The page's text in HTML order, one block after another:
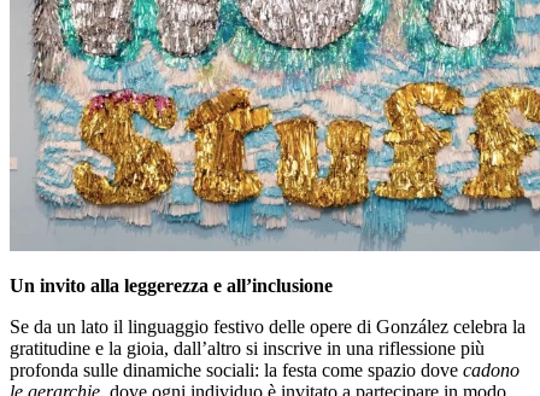
Un invito alla leggerezza e all’inclusione
Se da un lato il linguaggio festivo delle opere di González celebra la
gratitudine e la gioia, dall’altro si inscrive in una riflessione più
profonda sulle dinamiche sociali: la festa come spazio dove cadono